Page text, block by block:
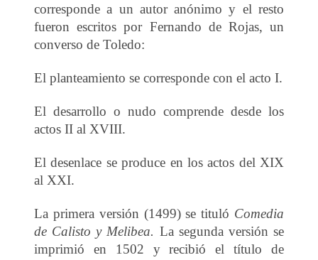
corresponde a un autor anónimo y el resto
fueron escritos por Fernando de Rojas, un
converso de Toledo:
El planteamiento se corresponde con el acto I.
El desarrollo o nudo comprende desde los
actos II al XVIII.
El desenlace se produce en los actos del XIX
al XXI.
La primera versión (1499) se tituló Comedia
de Calisto y Melibea. La segunda versión se
imprimió en 1502 y recibió el título de